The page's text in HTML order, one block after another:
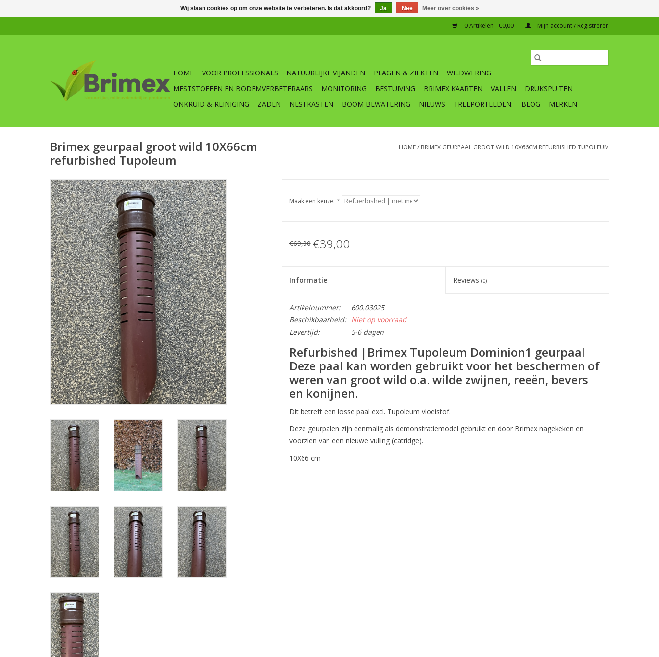
0 Artikelen - €0,00 Mijn account / Registreren
HOME VOOR PROFESSIONALS NATUURLIJKE VIJANDEN PLAGEN & ZIEKTEN
WILDWERING
MESTSTOFFEN EN BODEMVERBETERAARS
MONITORING BESTUIVING BRIMEX KAARTEN VALLEN
DRUKSPUITEN
ONKRUID & REINIGING
ZADEN NESTKASTEN BOOM BEWATERING NIEUWS TREEPORTLEDEN: BLOG MERKEN
Brimex geurpaal groot wild 10X66cm
refurbished Tupoleum
HOME/ BRIMEX GEURPAAL GROOT WILD 10X66CM REFURBISHED TUPOLEUM
Maak een keuze: *
€69,00 €39,00
Informatie Reviews(0)
Artikelnummer:
600.03025
Beschikbaarheid:
Niet op voorraad
Levertijd:
5-6 dagen
Refurbished |Brimex Tupoleum Dominion1 geurpaal
Deze paal kan worden gebruikt voor het beschermen of
weren van groot wild o.a. wilde zwijnen, reeën, bevers
en konijnen.
Dit betreft een losse paal excl. Tupoleum vloeistof.
Deze geurpalen zijn eenmalig als demonstratiemodel gebruikt en door Brimex nagekeken en
voorzien van een nieuwe vulling (catridge).
10X66 cm
Wij slaan cookies op om onze website te verbeteren. Is dat akkoord? Ja Nee Meer over cookies »